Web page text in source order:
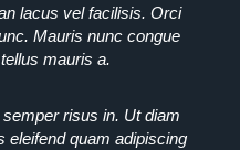
lacus vel facilisis. Orci
Mauris nunc congue
mauris a.
risus in. Ut diam
eleifend quam adipiscing